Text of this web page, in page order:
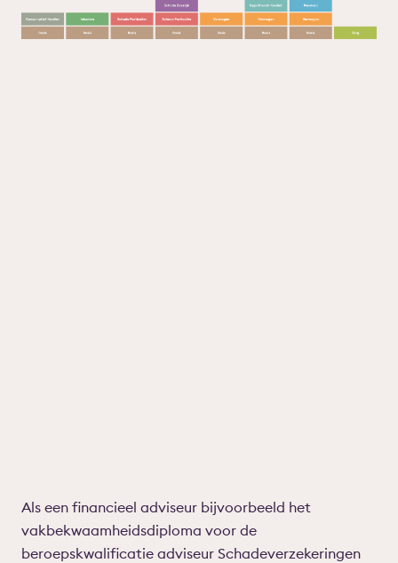
Als een financieel adviseur bijvoorbeeld het
vakbekwaamheidsdiploma voor de
beroepskwalificatie adviseur Schadeverzekeringen